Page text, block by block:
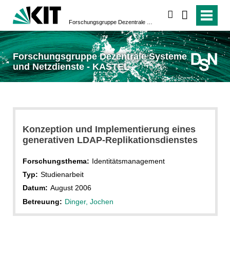
Forschungsgruppe Dezentrale Systeme
und Netzdienste - KASTEL
Konzeption und Implementierung eines
generativen LDAP-Replikationsdienstes
Forschungsthema: Identitätsmanagement
Typ: Studienarbeit
Datum: August 2006
Betreuung: Dinger, Jochen